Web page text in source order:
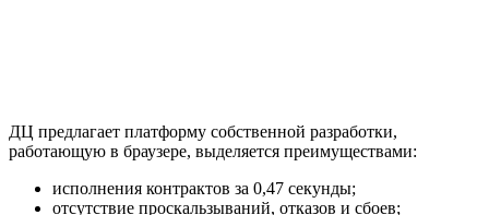
ДЦ предлагает платформу собственной разработки,
работающую в браузере, выделяется преимуществами:
исполнения контрактов за 0,47 секунды;
отсутствие проскальзываний, отказов и сбоев;